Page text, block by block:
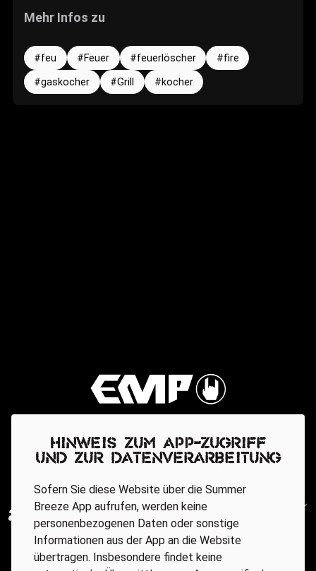
Mehr Infos zu
feu Feuer feuerlöscher
fire
gaskocher
Grill kocher
Hinweis zum App-Zugriff
und zur Datenverarbeitung
Sofern Sie diese Website über die Summer
Breeze App aufrufen, werden keine
personenbezogenen Daten oder sonstige
Informationen aus der App an die Website
übertragen. Insbesondere findet keine